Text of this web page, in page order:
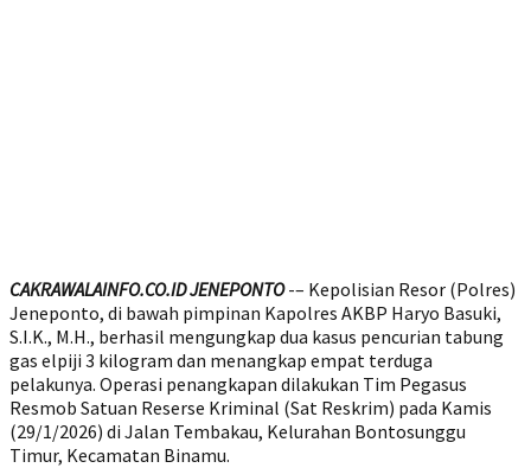
CAKRAWALAINFO.CO.ID JENEPONTO-– Kepolisian Resor (Polres)
Jeneponto, di bawah pimpinan Kapolres AKBP Haryo Basuki,
S.I.K., M.H., berhasil mengungkap dua kasus pencurian tabung
gas elpiji 3 kilogram dan menangkap empat terduga
pelakunya. Operasi penangkapan dilakukan Tim Pegasus
Resmob Satuan Reserse Kriminal (Sat Reskrim) pada Kamis
(29/1/2026) di Jalan Tembakau, Kelurahan Bontosunggu
Timur, Kecamatan Binamu.